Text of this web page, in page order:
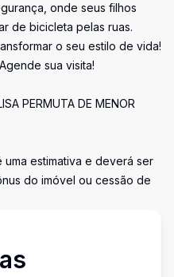
onde seus filhos
de bicicleta pelas ruas.
o seu estilo de vida!
sua visita!
PERMUTA DE MENOR
estimativa e deverá ser
do imóvel ou cessão de